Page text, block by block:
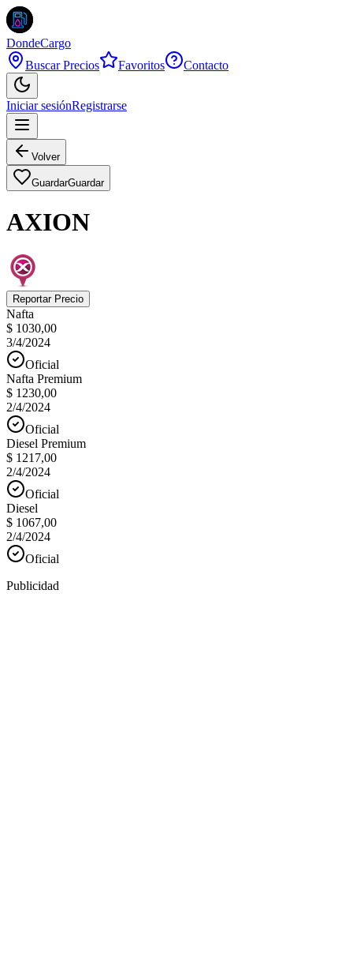
DondeCargo
Buscar Precios
Favoritos Contacto
Iniciar sesiónRegistrarse
Volver
GuardarGuardar
AXION
Reportar Precio
Nafta
$ 1030,00
3/4/2024
Oficial
Nafta Premium
$ 1230,00
2/4/2024
Oficial
Diesel Premium
$ 1217,00
2/4/2024
Oficial
Diesel
$ 1067,00
2/4/2024
Oficial
Publicidad